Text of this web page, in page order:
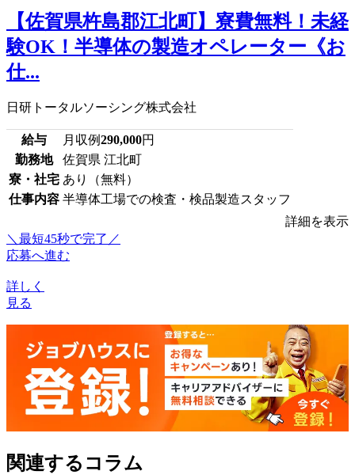
【佐賀県杵島郡江北町】寮費無料！未経
験OK！半導体の製造オペレーター《お
仕...
日研トータルソーシング株式会社
給与 月収例290,000円
勤務地
佐賀県 江北町
寮・社宅 あり（無料）
仕事内容 半導体工場での検査・検品製造スタッフ
詳細を表示
＼最短45秒で完了／
応募へ進む
詳しく
見る
関連するコラム